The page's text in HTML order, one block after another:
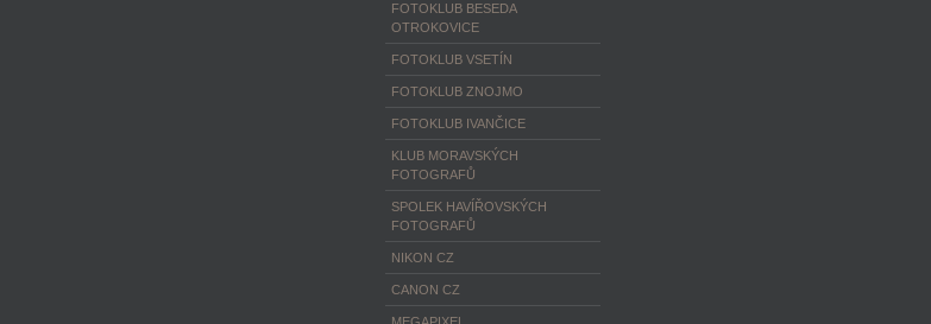
FOTOKLUB BESEDA
OTROKOVICE
FOTOKLUB VSETÍN
FOTOKLUB ZNOJMO
FOTOKLUB IVANČICE
KLUB MORAVSKÝCH
FOTOGRAFŮ
SPOLEK HAVÍŘOVSKÝCH
FOTOGRAFŮ
NIKON CZ
CANON CZ